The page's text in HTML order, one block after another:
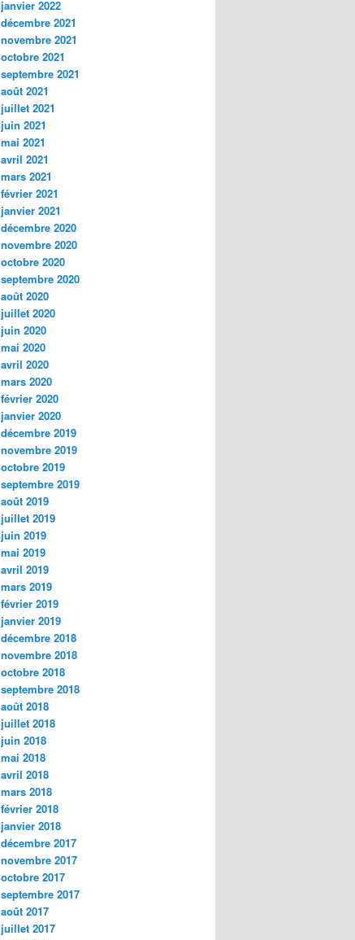
janvier 2022
décembre 2021
novembre 2021
octobre 2021
septembre 2021
août 2021
juillet 2021
juin 2021
mai 2021
avril 2021
mars 2021
février 2021
janvier 2021
décembre 2020
novembre 2020
octobre 2020
septembre 2020
août 2020
juillet 2020
juin 2020
mai 2020
avril 2020
mars 2020
février 2020
janvier 2020
décembre 2019
novembre 2019
octobre 2019
septembre 2019
août 2019
juillet 2019
juin 2019
mai 2019
avril 2019
mars 2019
février 2019
janvier 2019
décembre 2018
novembre 2018
octobre 2018
septembre 2018
août 2018
juillet 2018
juin 2018
mai 2018
avril 2018
mars 2018
février 2018
janvier 2018
décembre 2017
novembre 2017
octobre 2017
septembre 2017
août 2017
juillet 2017